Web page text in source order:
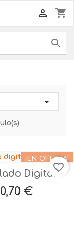
shopping_cart



¡EN OFERTA!
Digital
Precio
0,70 €
favorite_border